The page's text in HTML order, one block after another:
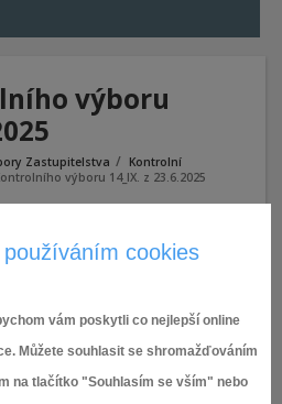
cookies
vám poskytli co nejlepší online
Můžete souhlasit se shromažďováním
na tlačítko "Souhlasím se vším" nebo
výboru
Zastupitelstva
Kontrolní
výboru 14_IX. z 23.6.2025
z 23.6.2025